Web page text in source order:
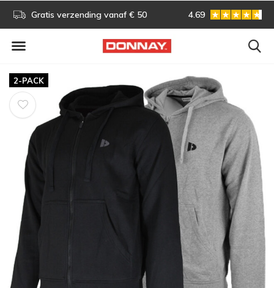
Gratis verzending vanaf € 50 Gratis omruilen
4.69
2-PACK